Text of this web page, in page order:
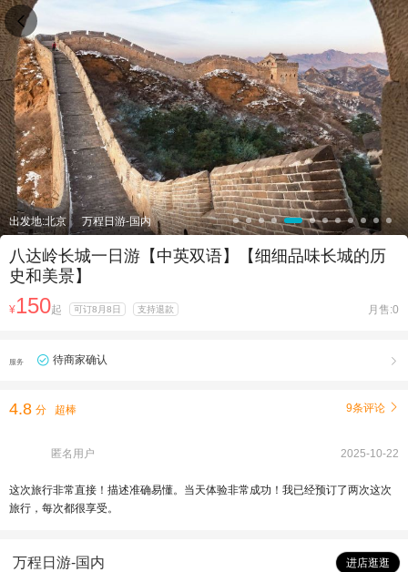
出发地:北京 万程日游-国内
八达岭长城一日游【中英双语】【细细品味长城的历
史和美景】
¥150起 可订8月8日 支持退款 月售:0
服务 待商家确认 
4.8 分 超棒 9条评论 
匿名用户 2025-10-22
这次旅行非常直接！描述准确易懂。当天体验非常成功！我已经预订了两次这次
旅行，每次都很享受。
万程日游-国内 进店逛逛
